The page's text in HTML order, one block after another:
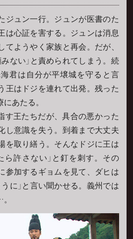
ジュン一行。ジュンが医書のた
は心証を害する。ジュンは消息
ようやく家族と再会。だが、
ない」と責められてしまう。続
君は自分が平壌城を守ると言
王はドジを連れて出発。残った
あたる。
す王たちだが、具合の悪かった
し意識を失う。到着まで大丈夫
を取り繕う。そんなドジに王は
ら許さない」と釘を刺す。その
参加するギョムを見て、ダヒは
に」と言い聞かせる。義州では